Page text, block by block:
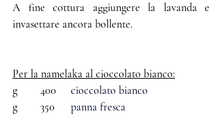
A fine cottura aggiungere la lavanda e
invasettare ancora bollente.
Per la namelaka al cioccolato bianco:
cioccolato bianco
panna fresca